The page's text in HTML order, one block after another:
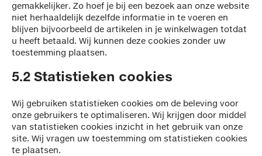
gemakkelijker. Zo hoef je bij een bezoek aan onze website
niet herhaaldelijk dezelfde informatie in te voeren en
blijven bijvoorbeeld de artikelen in je winkelwagen totdat
u heeft betaald. Wij kunnen deze cookies zonder uw
toestemming plaatsen.
5.2 Statistieken cookies
Wij gebruiken statistieken cookies om de beleving voor
onze gebruikers te optimaliseren. Wij krijgen door middel
van statistieken cookies inzicht in het gebruik van onze
site. Wij vragen uw toestemming om statistieken cookies
te plaatsen.